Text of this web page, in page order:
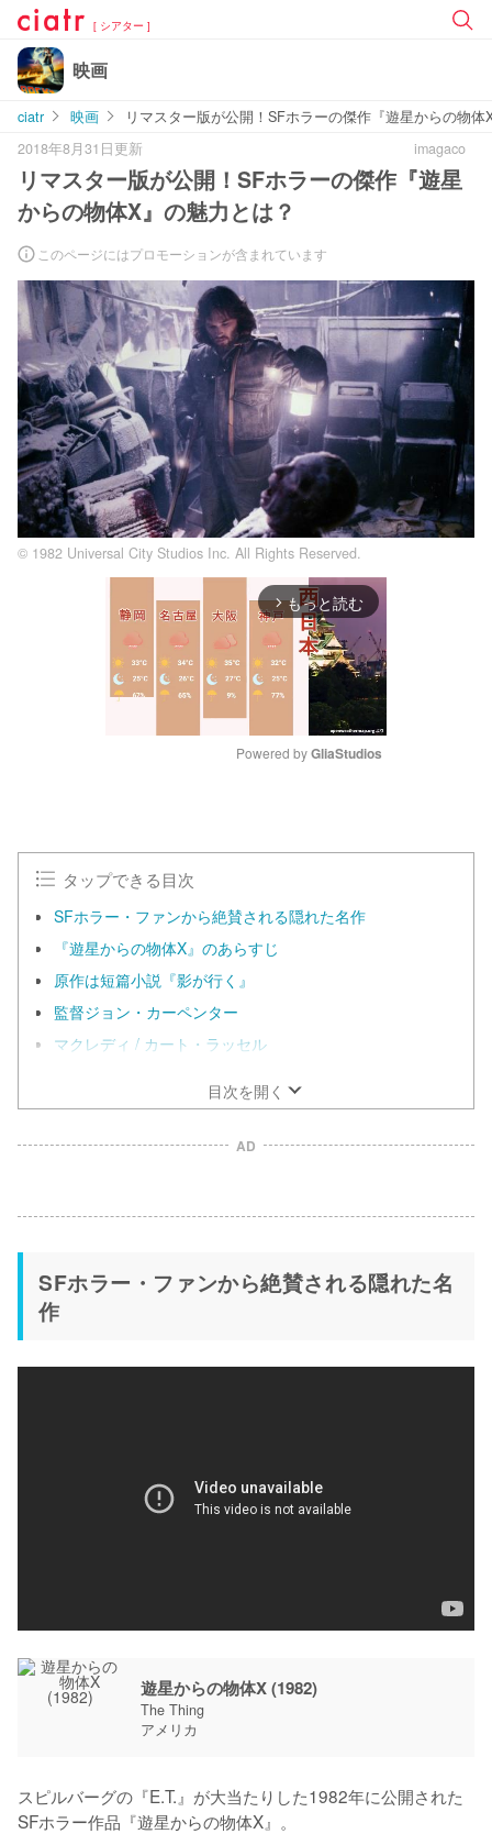
[ シアター ]
映画
ciatr 映画
リマスター版が公開！SFホラーの傑作『遊星からの物体
2018年8月31日更新
imagaco
リマスター版が公開！SFホラーの傑作『遊星
からの物体X』の魅力とは？
このページにはプロモーションが含まれています
© 1982 Universal City Studios Inc. All Rights Reserved.
arrow_forward_ios もっと読む
Powered by GliaStudios
タップできる目次
SFホラー・ファンから絶賛される隠れた名作
『遊星からの物体X』のあらすじ
原作は短篇小説『影が行く』
監督ジョン・カーペンター
マクレディ / カート・ラッセル
目次を開く
AD
SFホラー・ファンから絶賛される隠れた名
作
遊星からの物体X (1982)
The Thing
アメリカ
スピルバーグの『E.T.』が大当たりした1982年に公開された
SFホラー作品『遊星からの物体X』。